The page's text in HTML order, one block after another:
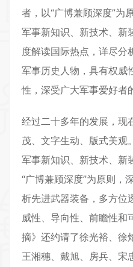
者，以“广博兼顾深度”为
军事新知识、新技术、新
度解读国际热点，详尽分
军事历史人物，具有权威
性，深受广大军事爱好者
经过二十多年的发展，现
茂、文字生动、版式美观
军事新知识、新技术、新
“广博兼顾深度”为原则，
析先进武器装备，多方位
威性、导向性、前瞻性和
摘》还约请了徐光裕、徐
王湘穗、戴旭、房兵、宋